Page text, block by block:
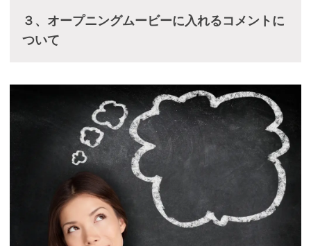
３、オープニングムービーに入れるコメントに
ついて